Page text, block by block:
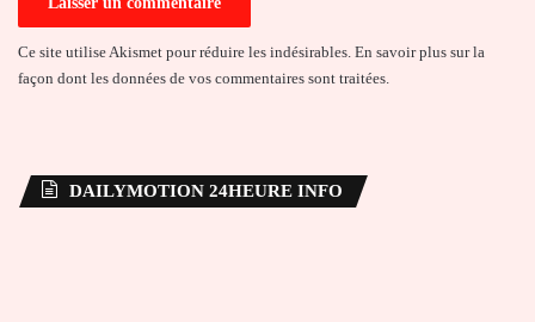
Ce site utilise Akismet pour réduire les indésirables. En savoir plus sur la
façon dont les données de vos commentaires sont traitées
DAILYMOTION 24HEURE INFO